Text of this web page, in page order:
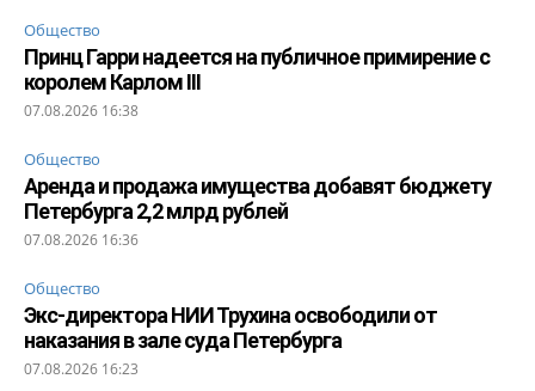
Общество
Принц Гарри надеется на публичное примирение с
королем Карлом III
07.08.2026 16:38
Общество
Аренда и продажа имущества добавят бюджету
Петербурга 2,2 млрд рублей
07.08.2026 16:36
Общество
Экс-директора НИИ Трухина освободили от
наказания в зале суда Петербурга
07.08.2026 16:23